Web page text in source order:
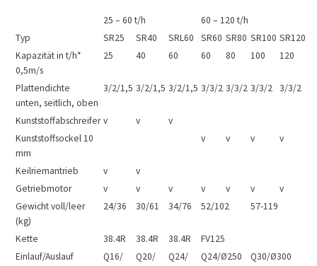
25 – 60 t/h
60 – 120 t/h
Typ
SR25 SR40 SRL60 SR60 SR80 SR100 SR120
Kapazität in t/h*
0,5m/s
25 40 60 60 80 100 120
Plattendichte
unten, seitlich, oben
3/2/1,5 3/2/1,5 3/2/1,5 3/3/2 3/3/2 3/3/2 3/3/2
Kunststoffabschreifer v v
v
Kunststoffsockel 10
mm
v v v v
Keilriemantrieb v
v
Getriebmotor
v v v v v v
v
Gewicht voll/leer
(kg)
24/36 30/61 34/76 52/102 57-119
Kette 38.4R 38.4R 38.4R
FV125
Einlauf/Auslauf
Q16/
Q20/
Q24/
Q24/Ø250 Q30/Ø300